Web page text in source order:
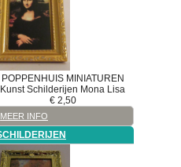
POPPENHUIS MINIATUREN
Kunst Schilderijen Mona Lisa
€ 2,50
MEER INFO